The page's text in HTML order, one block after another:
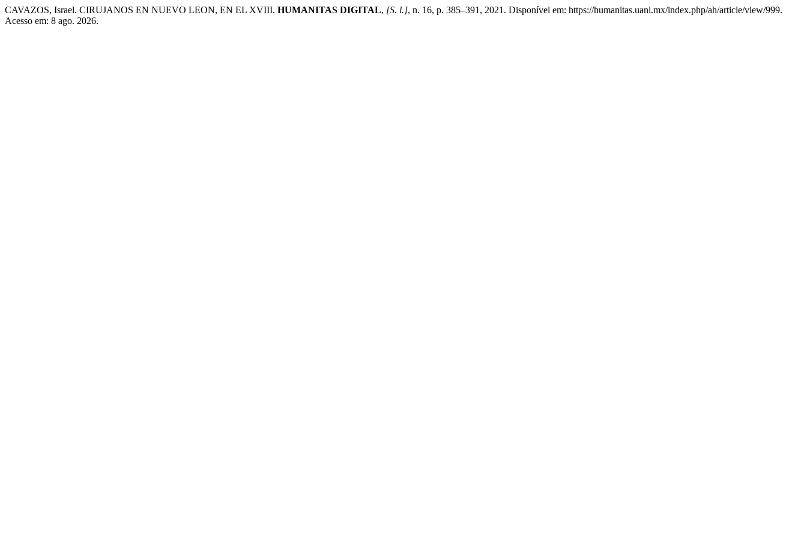
CAVAZOS, Israel. CIRUJANOS EN NUEVO LEON, EN EL XVIII. HUMANITAS DIGITAL, [S. l.], n. 16, p. 385–391, 2021. Disponível em: https://humanitas.uanl.mx/index.php/ah/article/view/999.
Acesso em: 8 ago. 2026.